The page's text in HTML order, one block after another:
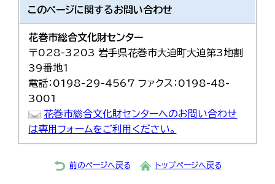
このページに関するお問い合わせ
花巻市総合文化財センター
〒028-3203 岩手県花巻市大迫町大迫第3地割
39番地1
電話：0198-29-4567 ファクス：0198-48-
3001
花巻市総合文化財センターへのお問い合わせ
は専用フォームをご利用ください。
前のページへ戻る トップページへ戻る